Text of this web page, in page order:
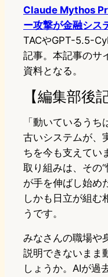
Claude Mythos
ー攻撃が金融シス
TACやGPT-5.5-
記事。本記事のサ
資料となる。
【編集部後記
「動いているう
古いシステムが、
ちを今も支えてい
取り組みは、その
が手を伸ばし始め
しかも日立が組む
うです。
みなさんの職場や
説明できないまま
しょうか。AIが過